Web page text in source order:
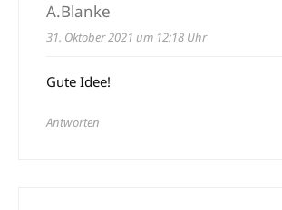
A.Blanke
31. Oktober 2021 um 12:18 Uhr
Gute Idee!
Antworten